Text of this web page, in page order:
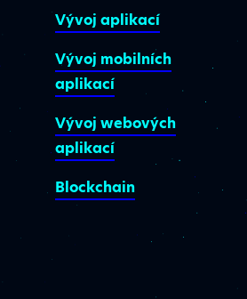
Vývoj aplikací
Vývoj mobilních
aplikací
Vývoj webových
aplikací
Blockchain